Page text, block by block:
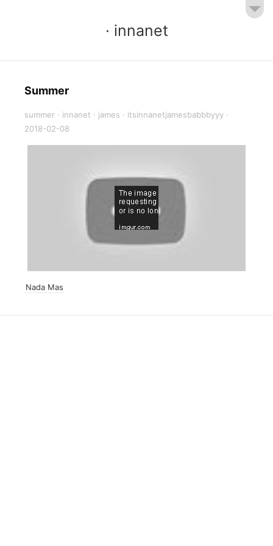
· innanet
Summer
summer · innanet · james · itsinnanetjamesbabbbyyy ·
2018-02-08
Nada Mas